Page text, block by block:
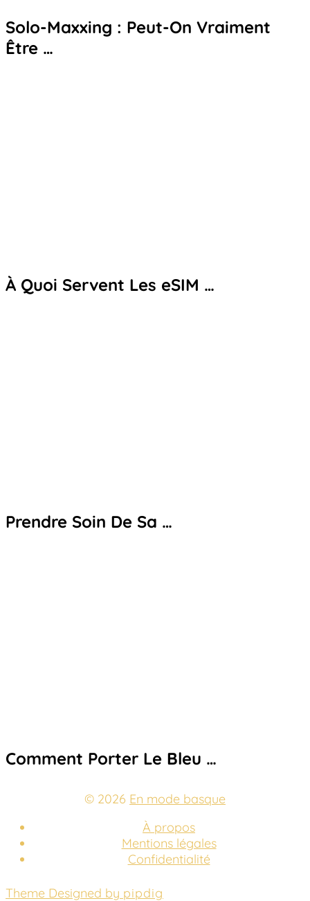
Solo-Maxxing : Peut-On Vraiment
Être …
À Quoi Servent Les eSIM …
Prendre Soin De Sa …
Comment Porter Le Bleu …
© 2026 En mode basque
À propos
Mentions légales
Confidentialité
Theme Designed by pipdig